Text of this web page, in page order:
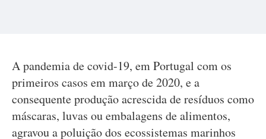
A pandemia de covid-19, em Portugal com os
primeiros casos em março de 2020, e a
consequente produção acrescida de resíduos como
máscaras, luvas ou embalagens de alimentos,
agravou a poluição dos ecossistemas marinhos